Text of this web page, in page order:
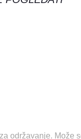
održavanje.